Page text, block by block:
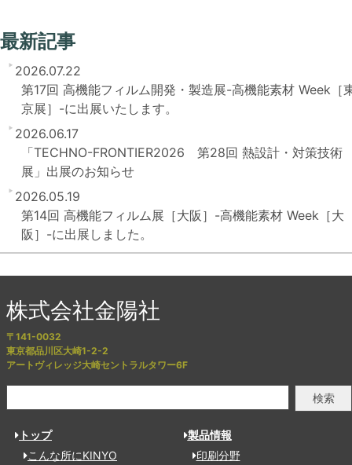
最新記事
2026.07.22
第17回 高機能フィルム開発・製造展-高機能素材 Week［
京展］-に出展いたします。
2026.06.17
「TECHNO-FRONTIER2026 第28回 熱設計・対策技術
展」出展のお知らせ
2026.05.19
第14回 高機能フィルム展［大阪］-高機能素材 Week［大
阪］-に出展しました。
株式会社金陽社
〒141-0032
東京都品川区大崎1-2-2
アートヴィレッジ大崎セントラルタワー6F
検索
トップ
こんな所にKINYO
製品情報
印刷分野